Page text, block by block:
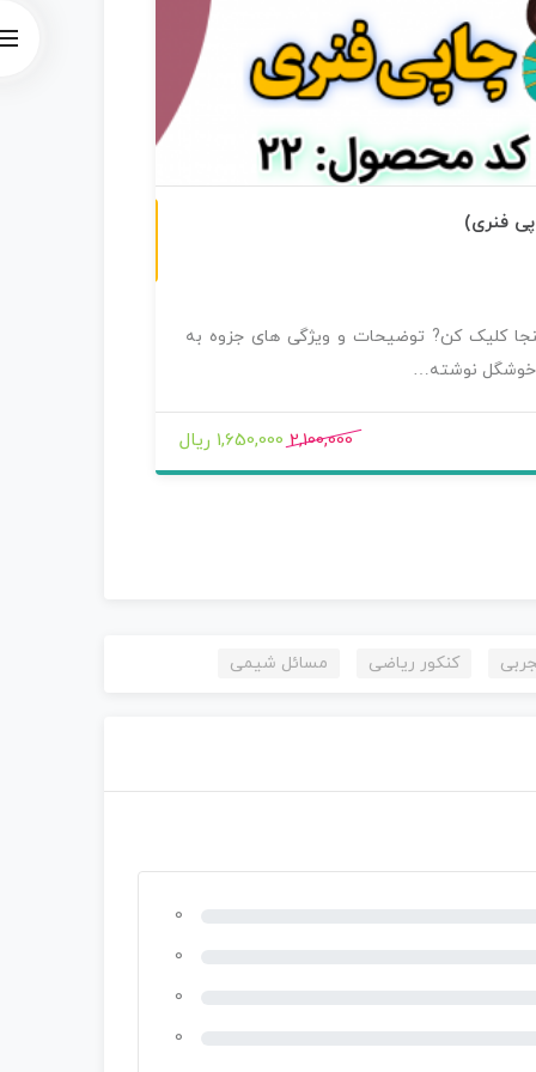
فنری)
کلیک کن? توضیحات و ویژگی های جزوه به
نوشته…
2,100,000 1,650,000 ریال
کنکور ریاضی مسائل شیمی
0
0
0
0